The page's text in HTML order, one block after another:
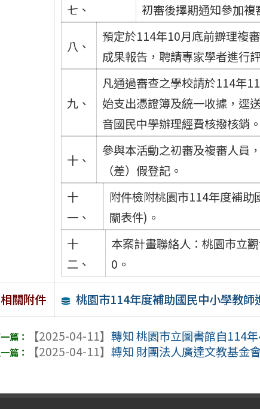
七、
初審後擇期通知參加複
八、
預定於114年10月底前辧理複
成果報告，聘請專家學者進行
九、
凡通過審查之學校請於114年
始支出憑證簿及統一收據，逕
音國民中學辦理經費核撥核銷。
十、
參與本活動之初審及複審人員
（差）假登記。
十
一、
附件檢附桃園市114年度補助
關表件)。
十
二、
本案計畫聯絡人：桃園市立
0。
相關附件 桃園市114年度補助國民中小學教
【2025-04-11】轉知 桃園市立圖書館自114
【2025-04-11】轉知 財團法人廣達文教基金